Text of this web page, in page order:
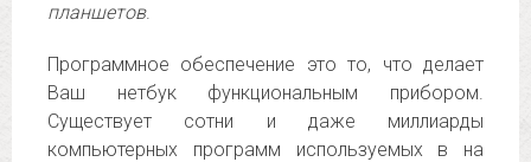
планшетов.
Программное обеспечение это то, что делает
Ваш нетбук функциональным прибором.
Существует сотни и даже миллиарды
компьютерных программ используемых в на